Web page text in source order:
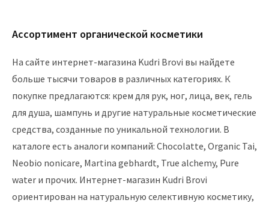
Ассортимент органической косметики
На сайте интернет-магазина Kudri Brovi вы найдете
больше тысячи товаров в различных категориях. К
покупке предлагаются: крем для рук, ног, лица, век, гель
для душа, шампунь и другие натуральные косметические
средства, созданные по уникальной технологии. В
каталоге есть аналоги компаний: Chocolatte, Organic Tai,
Neobio nonicare, Martina gebhardt, True alchemy, Pure
water и прочих. Интернет-магазин Kudri Brovi
ориентирован на натуральную селективную косметику,